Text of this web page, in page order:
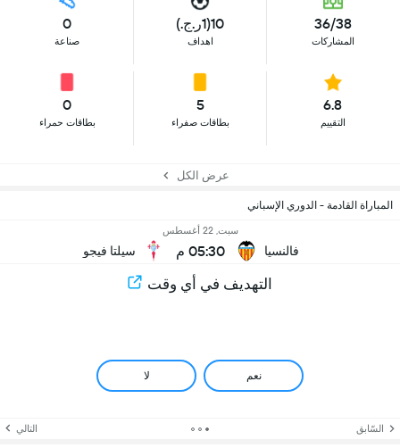
36/38
المشاركات
10(1ر.ج.)
اهداف
0
صناعة
6.8
التقييم
5
بطاقات صفراء
0
بطاقات حمراء
عرض الكل
المباراة القادمة - الدوري الإسباني
فالنسيا
سبت, 22 أغسطس
05:30 م سيلتا فيجو
التهديف في أي وقت
نعم لا
السّابق التالي